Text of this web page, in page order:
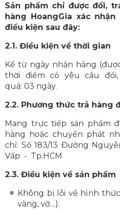
Sản phẩm chỉ được đổi,
hàng HoangGia xác
điều kiện sau đây:
2.1. Điều kiện về thời gian
Kể từ ngày nhận hàng
thời điểm có yêu cầu
quá: 03 ngày.
2.2. Phương thức trả hàng
Mang trực tiếp sản phẩm
hàng hoặc chuyển phát
chỉ: Số 183/13 Đường
Vấp - Tp.HCM
2.3. Điều kiện về sản phẩm
Không bị lỗi về hình
vàng, vỡ…).